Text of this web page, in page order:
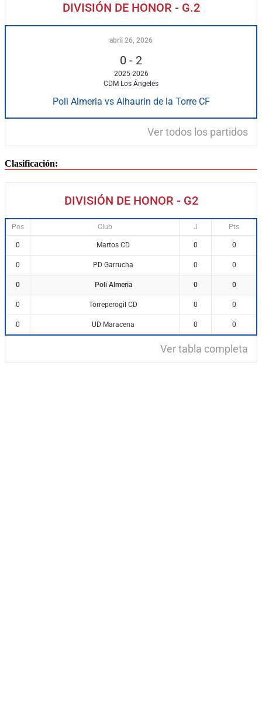
DIVISIÓN DE HONOR - G.2
abril 26, 2026
0 - 2
2025-2026
CDM Los Ángeles
Poli Almeria vs Alhaurin de la Torre CF
Ver todos los partidos
Clasificación:
DIVISIÓN DE HONOR - G2
Pos Club J Pts
0 Martos CD 0 0
0 PD Garrucha 0 0
0 Poli Almeria 0 0
0 Torreperogil CD 0 0
0 UD Maracena 0 0
Ver tabla completa